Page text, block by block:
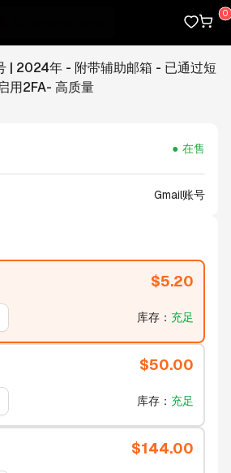
| 2024年 - 附带辅助邮箱 - 已通过短
用2FA- 高质量
在售
Gmail账号
$5.20
库存 ： 充足
$50.00
库存 ： 充足
$144.00